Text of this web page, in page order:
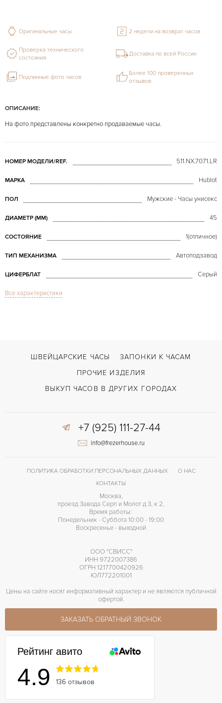
ОПИСАНИЕ:
На фото представлены конкретно продаваемые часы.
НОМЕР МОДЕЛИ/REF. 511.NX.7071.LR
МАРКА Hublot
ПОЛ Мужские - Часы унисекс
ДИАМЕТР (MM) 45
СОСТОЯНИЕ 1(отличное)
ТИП МЕХАНИЗМА Автоподзавод
ЦИФЕРБЛАТ Серый
СТЕКЛО
ВОЗМОЖНОСТИ ДОСТАВКИ С документами, С футляром
Двойной сложности застежка
Все характеристики
Оригинальные часы 2 недели на возврат часов
Проверка технического
состояния
Доставка по всей России
Подлинные фото часов
Более 100 проверенных
отзывов
ШВЕЙЦАРСКИЕ ЧАСЫ
ЗАПОНКИ К ЧАСАМ
ПРОЧИЕ ИЗДЕЛИЯ
ВЫКУП ЧАСОВ В ДРУГИХ ГОРОДАХ
+7 (925) 111-27-44
info@frezerhouse.ru
ПОЛИТИКА ОБРАБОТКИ ПЕРСОНАЛЬНЫХ ДАННЫХ
О НАС
КОНТАКТЫ
Москва,
проезд Завода Серп и Молот д 3, к 2,
Время работы:
Понедельник - Суббота 10:00 - 19:00
Воскресенье - выходной
ООО "СВИСС"
ИНН 9722007386
ОГРН 1217700420926
ЮЛ772201001
Цены на сайте носят информативный характер и не являются публичной
офертой.
ЗАКАЗАТЬ ОБРАТНЫЙ ЗВОНОК
Рейтинг авито
4.9 136 отзывов